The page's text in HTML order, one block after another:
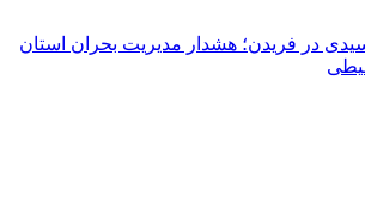
در فریدن؛ هشدار مدیریت بحران استان